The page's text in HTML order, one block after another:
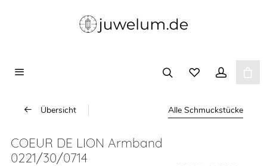
Übersicht Alle Schmuckstücke
COEUR DE LION Armband
0221/30/0714